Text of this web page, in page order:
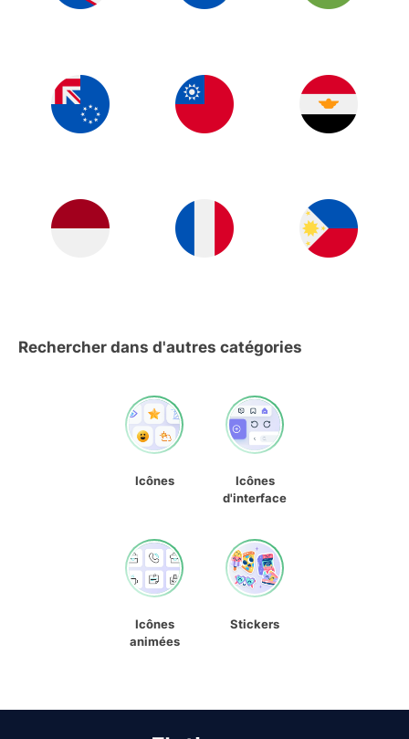
Rechercher dans d'autres catégories
Icônes
Icônes
d'interface
Icônes
animées
Stickers